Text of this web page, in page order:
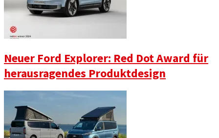
Neuer Ford Explorer: Red Dot Award für
herausragendes Produktdesign